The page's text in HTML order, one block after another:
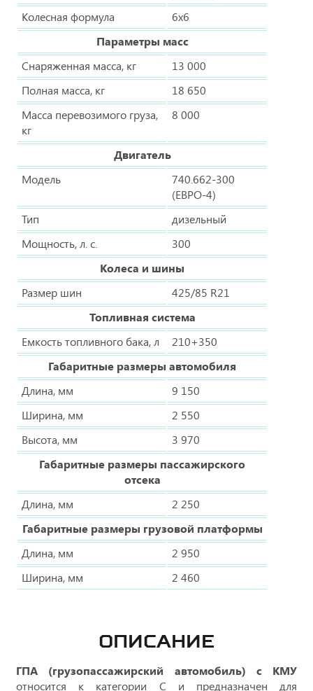
Колесная формула
6х6
Параметры масс
Снаряженная масса, кг
13 000
Полная масса, кг
18 650
Масса перевозимого груза,
кг
8 000
Двигатель
Модель
740.662-300
(ЕВРО-4)
Тип
дизельный
Мощность, л. с.
300
Колеса и шины
Размер шин
425/85 R21
Топливная система
Емкость топливного бака, л
210+350
Габаритные размеры автомобиля
Длина, мм
9 150
Ширина, мм
2 550
Высота, мм
3 970
Габаритные размеры пассажирского
отсека
Длина, мм
2 250
Габаритные размеры грузовой платформы
Длина, мм
2 950
Ширина, мм
2 460
ОПИСАНИЕ
ГПА (грузопассажирский автомобиль) с КМУ
относится к категории С и предназначен для